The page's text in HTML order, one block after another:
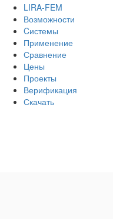
LIRA-FEM
Возможности
Cистемы
Применение
Сравнение
Цены
Проекты
Верификация
Скачать